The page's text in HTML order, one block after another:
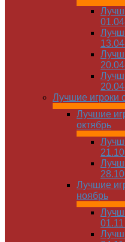
Лучшие игроки
Лучшие
октябрь
Лучшие
ноябрь